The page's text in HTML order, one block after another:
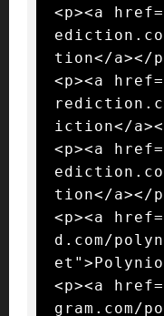
<p><a
tion</a></
<p><a
iction</
<p><a
tion</a></
<p><a
d.com/
<p><a
gram.com/